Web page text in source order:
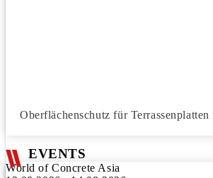
Oberflächenschutz für
EVENTS
World of Concrete Asia